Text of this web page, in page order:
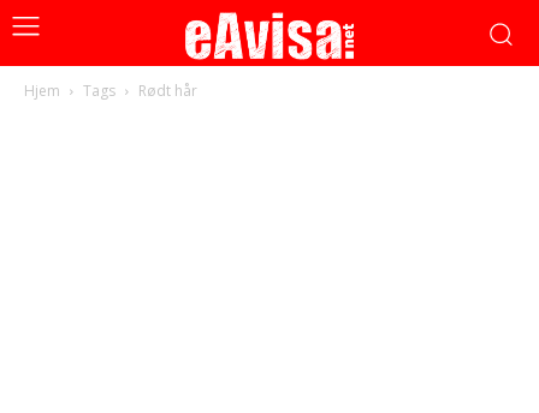
Hjem Tags Rødt hår